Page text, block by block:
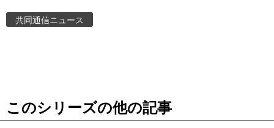
Images
お知らせ
共同通信ニュース
このシリーズの他の記事